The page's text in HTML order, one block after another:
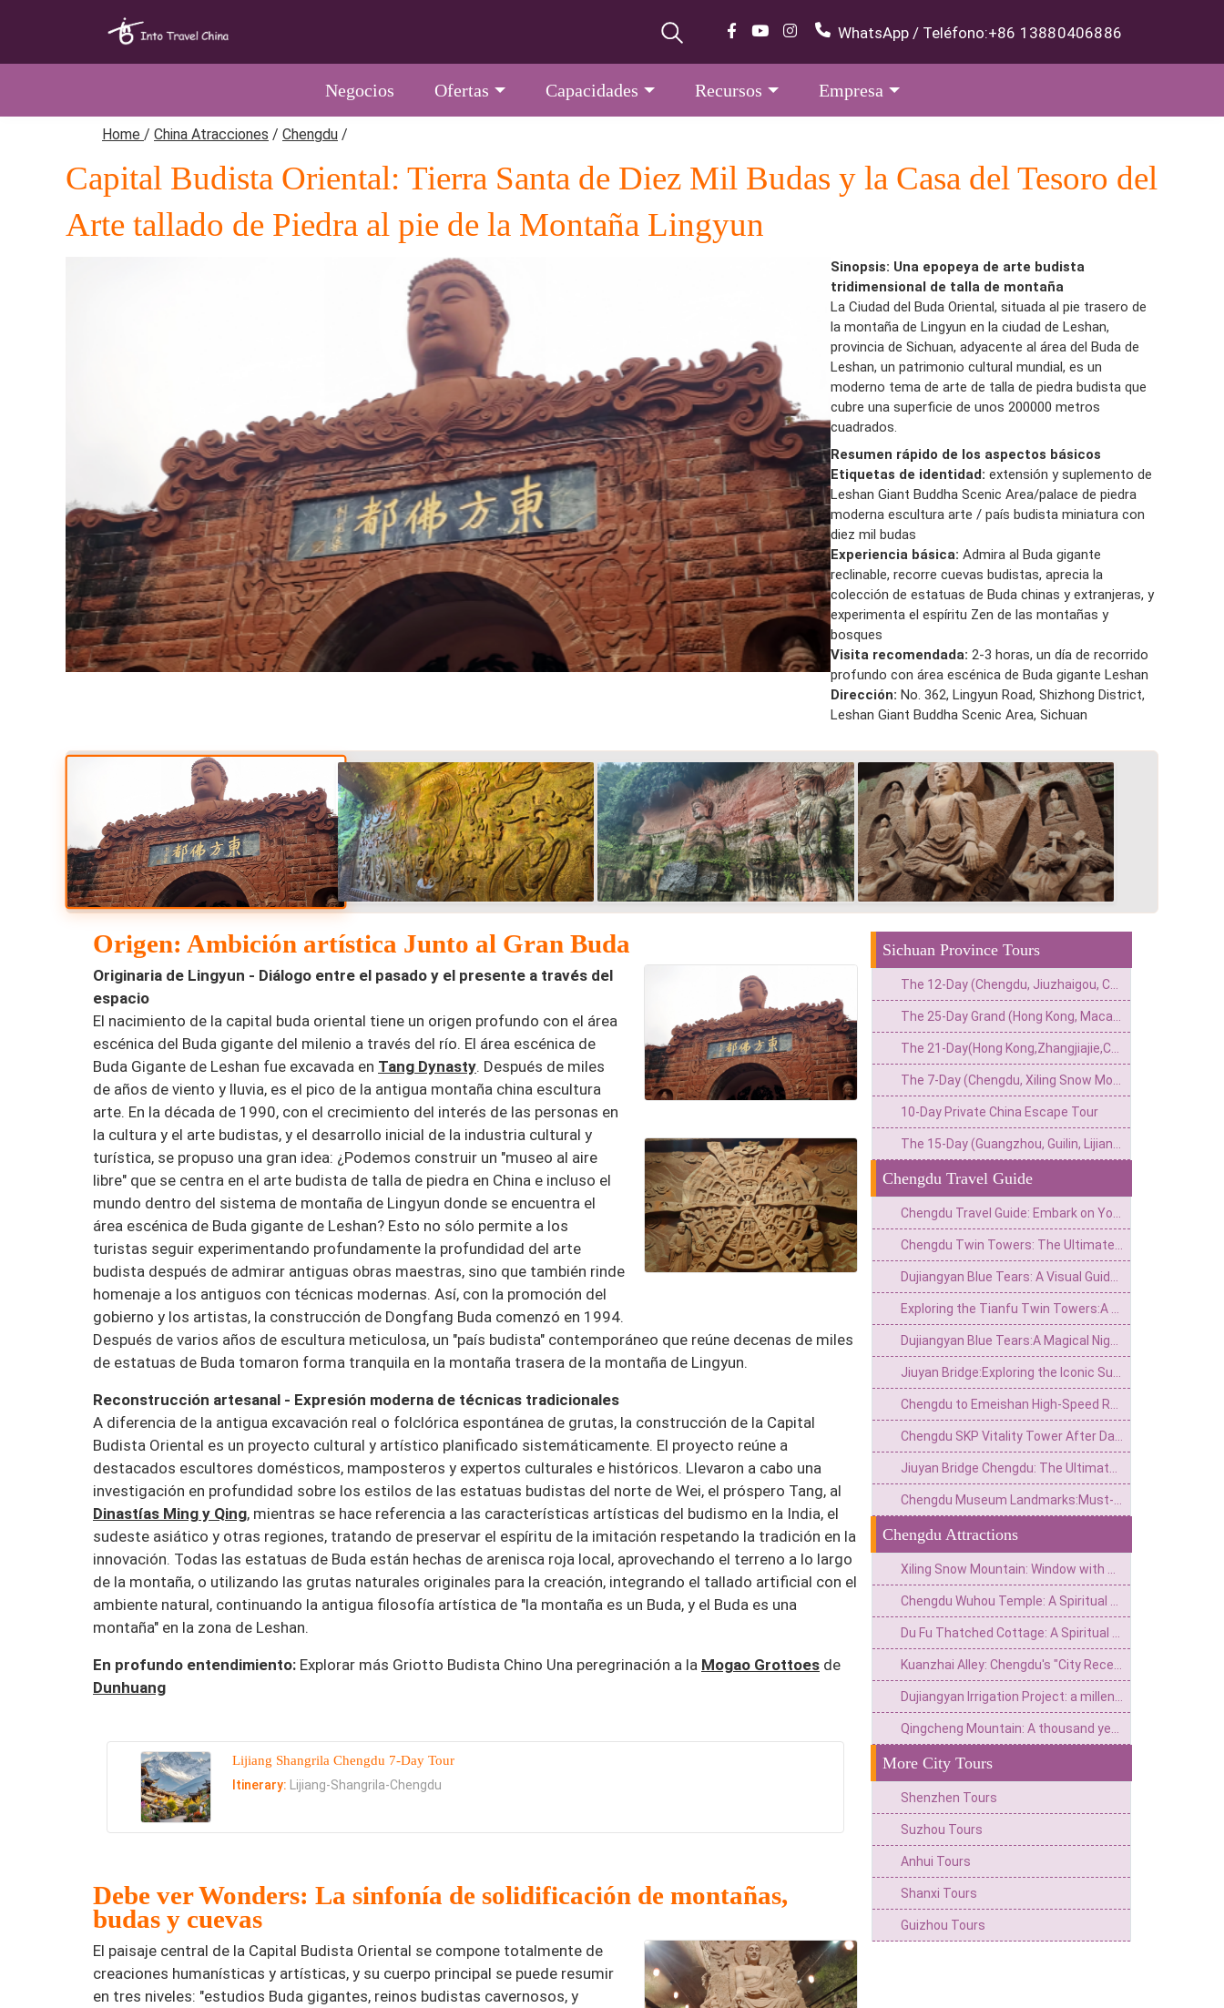
WhatsApp / Teléfono:+86 13880406886
Negocios Ofertas Capacidades Recursos Empresa
Home / China Atracciones / Chengdu /
Capital Budista Oriental: Tierra Santa de Diez Mil Budas y la Casa del Tesoro del
Arte tallado de Piedra al pie de la Montaña Lingyun
Sinopsis: Una epopeya de arte budista
tridimensional de talla de montaña
La Ciudad del Buda Oriental, situada al pie trasero de
la montaña de Lingyun en la ciudad de Leshan,
provincia de Sichuan, adyacente al área del Buda de
Leshan, un patrimonio cultural mundial, es un
moderno tema de arte de talla de piedra budista que
cubre una superficie de unos 200000 metros
cuadrados.
Resumen rápido de los aspectos básicos
Etiquetas de identidad: extensión y suplemento de
Leshan Giant Buddha Scenic Area/palace de piedra
moderna escultura arte / país budista miniatura con
diez mil budas
Experiencia básica: Admira al Buda gigante
reclinable, recorre cuevas budistas, aprecia la
colección de estatuas de Buda chinas y extranjeras, y
experimenta el espíritu Zen de las montañas y
bosques
Visita recomendada: 2-3 horas, un día de recorrido
profundo con área escénica de Buda gigante Leshan
Dirección: No. 362, Lingyun Road, Shizhong District,
Leshan Giant Buddha Scenic Area, Sichuan
Sichuan Province Tours
10-Day Private China Escape Tour
Chengdu Travel Guide
Chengdu Attractions
More City Tours
Shenzhen Tours
Suzhou Tours
Anhui Tours
Shanxi Tours
Guizhou Tours
Origen: Ambición artística Junto al Gran Buda
Originaria de Lingyun - Diálogo entre el pasado y el presente a través del
espacio
El nacimiento de la capital buda oriental tiene un origen profundo con el área
escénica del Buda gigante del milenio a través del río. El área escénica de
Buda Gigante de Leshan fue excavada en Tang Dynasty. Después de miles
de años de viento y lluvia, es el pico de la antigua montaña china escultura
arte. En la década de 1990, con el crecimiento del interés de las personas en
la cultura y el arte budistas, y el desarrollo inicial de la industria cultural y
turística, se propuso una gran idea: ¿Podemos construir un "museo al aire
libre" que se centra en el arte budista de talla de piedra en China e incluso el
mundo dentro del sistema de montaña de Lingyun donde se encuentra el
área escénica de Buda gigante de Leshan? Esto no sólo permite a los
turistas seguir experimentando profundamente la profundidad del arte
budista después de admirar antiguas obras maestras, sino que también rinde
homenaje a los antiguos con técnicas modernas. Así, con la promoción del
gobierno y los artistas, la construcción de Dongfang Buda comenzó en 1994.
Después de varios años de escultura meticulosa, un "país budista" contemporáneo que reúne decenas de miles
de estatuas de Buda tomaron forma tranquila en la montaña trasera de la montaña de Lingyun.
Reconstrucción artesanal - Expresión moderna de técnicas tradicionales
A diferencia de la antigua excavación real o folclórica espontánea de grutas, la construcción de la Capital
Budista Oriental es un proyecto cultural y artístico planificado sistemáticamente. El proyecto reúne a
destacados escultores domésticos, mamposteros y expertos culturales e históricos. Llevaron a cabo una
investigación en profundidad sobre los estilos de las estatuas budistas del norte de Wei, el próspero Tang, al
Dinastías Ming y Qing, mientras se hace referencia a las características artísticas del budismo en la India, el
sudeste asiático y otras regiones, tratando de preservar el espíritu de la imitación respetando la tradición en la
innovación. Todas las estatuas de Buda están hechas de arenisca roja local, aprovechando el terreno a lo largo
de la montaña, o utilizando las grutas naturales originales para la creación, integrando el tallado artificial con el
ambiente natural, continuando la antigua filosofía artística de "la montaña es un Buda, y el Buda es una
montaña" en la zona de Leshan.
En profundo entendimiento: Explorar más Griotto Budista Chino Una peregrinación a la Mogao Grottoes de
Dunhuang
Lijiang Shangrila Chengdu 7-Day Tour
Itinerary:
Lijiang-Shangrila-Chengdu
Debe ver Wonders: La sinfonía de solidificación de montañas,
budas y cuevas
El paisaje central de la Capital Budista Oriental se compone totalmente de
creaciones humanísticas y artísticas, y su cuerpo principal se puede resumir
en tres niveles: "estudios Buda gigantes, reinos budistas cavernosos, y